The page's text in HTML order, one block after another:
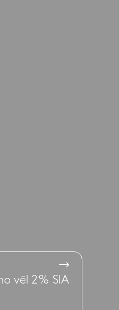
vēl 2% SIA